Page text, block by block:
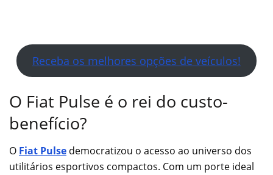
Receba os melhores opções de veículos!
O Fiat Pulse é o rei do custo-
benefício?
O Fiat Pulse democratizou o acesso ao universo dos
utilitários esportivos compactos. Com um porte ideal